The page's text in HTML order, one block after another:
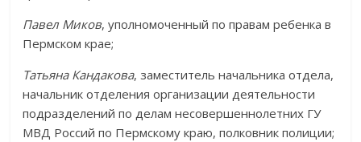
Павел Миков, уполномоченный по правам ребенка в
Пермском крае;
Татьяна Кандакова, заместитель начальника отдела,
начальник отделения организации деятельности
подразделений по делам несовершеннолетних ГУ
МВД Россий по Пермскому краю, полковник полиции;